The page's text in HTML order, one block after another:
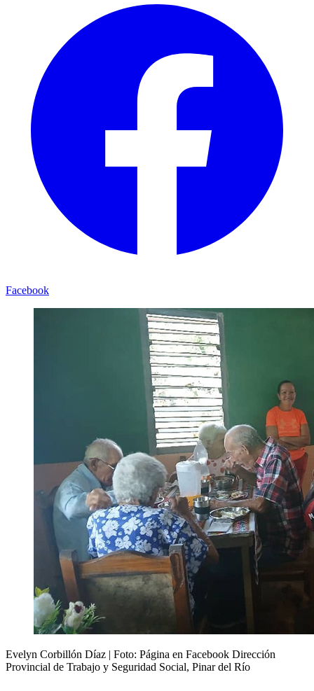
Facebook
Evelyn Corbillón Díaz | Foto: Página en Facebook Dirección
Provincial de Trabajo y Seguridad Social, Pinar del Río